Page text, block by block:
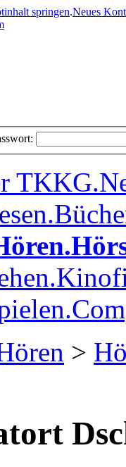
springen.Neues
TKKG.
.
.
.
.
>